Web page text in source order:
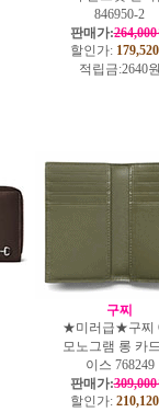
846950-2
판매가:
할인가: 179,520
적립금:2640
구찌
★미러급★구찌
모노그램 롱 카
이스 768249
판매가:
할인가: 210,120